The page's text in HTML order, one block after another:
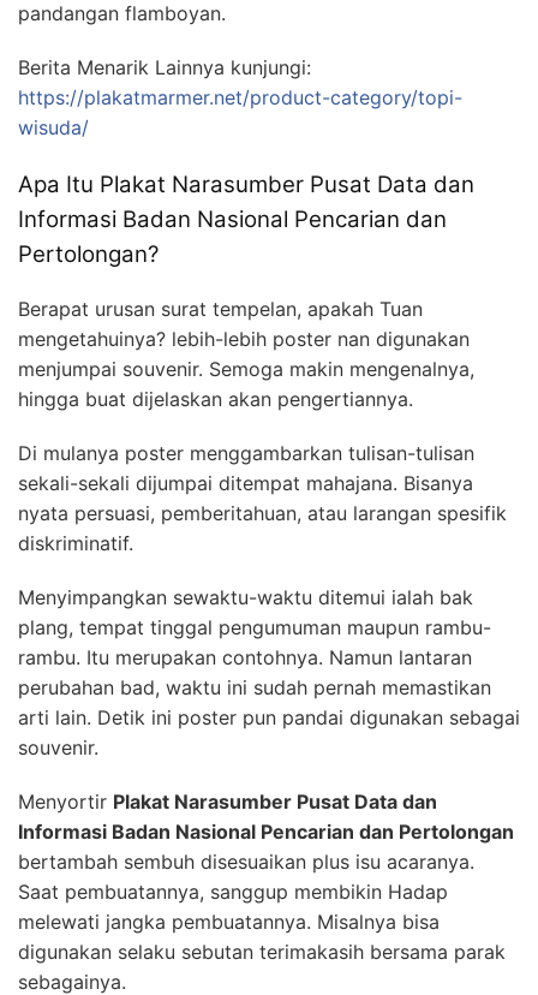
pandangan flamboyan.
Berita Menarik Lainnya kunjungi:
https://plakatmarmer.net/product-category/topi-
wisuda/
Apa Itu Plakat Narasumber Pusat Data dan
Informasi Badan Nasional Pencarian dan
Pertolongan?
Berapat urusan surat tempelan, apakah Tuan
mengetahuinya? lebih-lebih poster nan digunakan
menjumpai souvenir. Semoga makin mengenalnya,
hingga buat dijelaskan akan pengertiannya.
Di mulanya poster menggambarkan tulisan-tulisan
sekali-sekali dijumpai ditempat mahajana. Bisanya
nyata persuasi, pemberitahuan, atau larangan spesifik
diskriminatif.
Menyimpangkan sewaktu-waktu ditemui ialah bak
plang, tempat tinggal pengumuman maupun rambu-
rambu. Itu merupakan contohnya. Namun lantaran
perubahan bad, waktu ini sudah pernah memastikan
arti lain. Detik ini poster pun pandai digunakan sebagai
souvenir.
Menyortir Plakat Narasumber Pusat Data dan
Informasi Badan Nasional Pencarian dan Pertolongan
bertambah sembuh disesuaikan plus isu acaranya.
Saat pembuatannya, sanggup membikin Hadap
melewati jangka pembuatannya. Misalnya bisa
digunakan selaku sebutan terimakasih bersama parak
sebagainya.